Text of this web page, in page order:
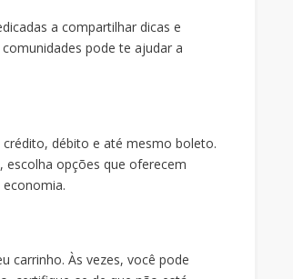
a compartilhar dicas e
pode te ajudar a
débito e até mesmo boleto.
escolha opções que oferecem
carrinho. Às vezes, você pode